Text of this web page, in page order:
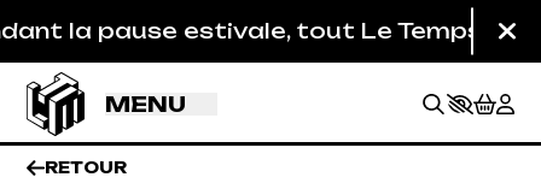
la pause estivale, tout Le Temps
MENU
RETOUR